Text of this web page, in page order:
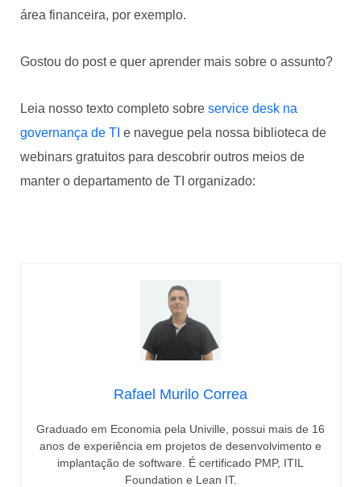
área financeira, por exemplo.
Gostou do post e quer aprender mais sobre o assunto?
Leia nosso texto completo sobre service desk na
governança de TI e navegue pela nossa biblioteca de
webinars gratuitos para descobrir outros meios de
manter o departamento de TI organizado:
Rafael Murilo Correa
Graduado em Economia pela Univille, possui mais de 16
anos de experiência em projetos de desenvolvimento e
implantação de software. É certificado PMP, ITIL
Foundation e Lean IT.